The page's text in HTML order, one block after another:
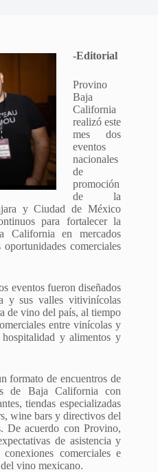
-Editorial
Provino
Baja
California
realizó este
mes dos
eventos
nacionales
de
promoción
de la
y Ciudad de México
para fortalecer la
California en mercados
comerciales
eventos fueron diseñados
y sus valles vitivinícolas
de vino del país, al tiempo
entre vinícolas y
y alimentos y
formato de encuentros de
de Baja California con
tiendas especializadas
wine bars y directivos del
De acuerdo con Provino,
de asistencia y
comerciales e
vino mexicano.